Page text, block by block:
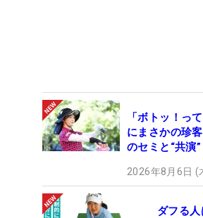
「ボトッ！っ
にまさかの珍
のセミと“共演”
2026年8月6日 (
ダフる